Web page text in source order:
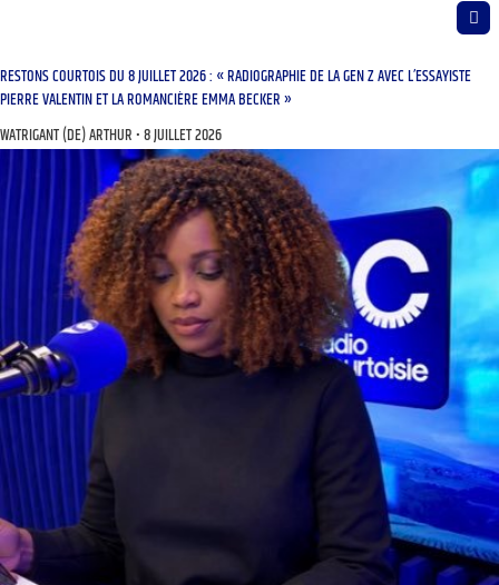
RESTONS COURTOIS DU 8 JUILLET 2026 : « RADIOGRAPHIE DE LA GEN Z AVEC L’ESSAYISTE
PIERRE VALENTIN ET LA ROMANCIÈRE EMMA BECKER »
WATRIGANT (DE) ARTHUR 8 JUILLET 2026